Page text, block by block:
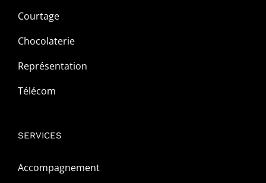
Courtage
Chocolaterie
Représentation
Télécom
SERVICES
Accompagnement